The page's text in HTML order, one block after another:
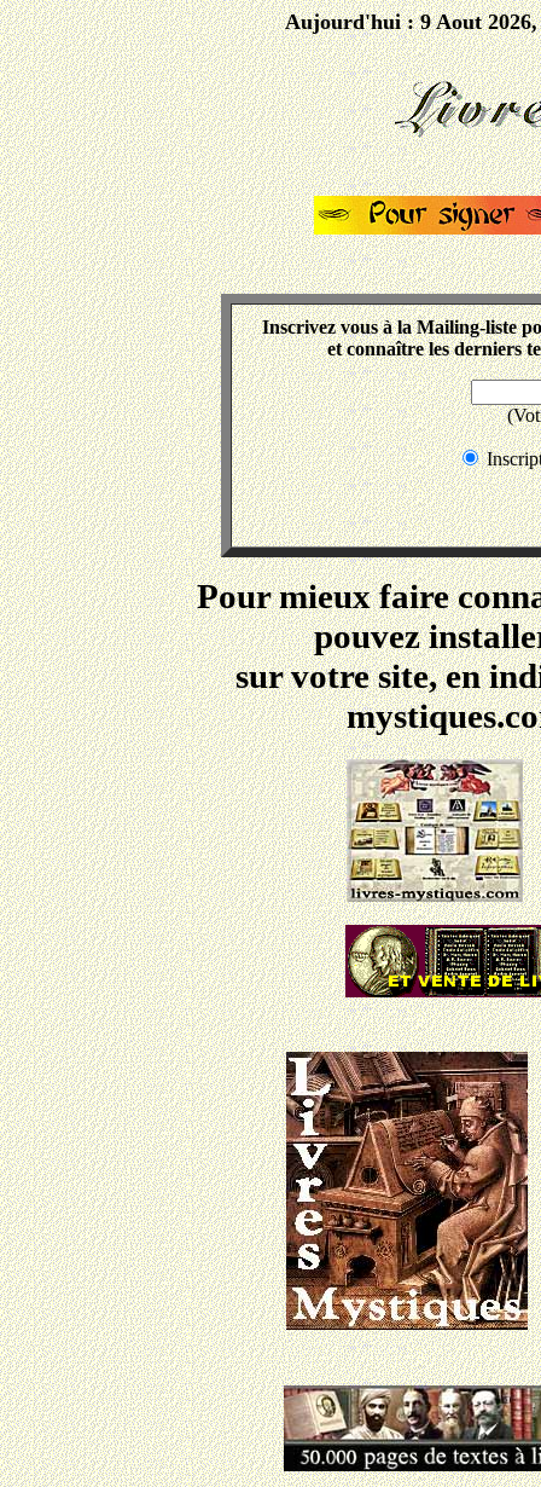
Aujourd'hui : 9 Aout 2026,
Inscrivez vous à la Mailing-liste
et connaître les derniers
Pour mieux faire
pouvez
sur votre site,en